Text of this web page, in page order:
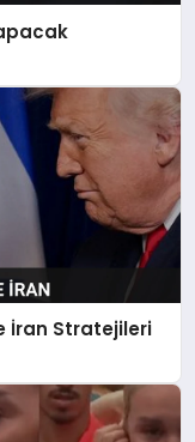
İran Stratejileri